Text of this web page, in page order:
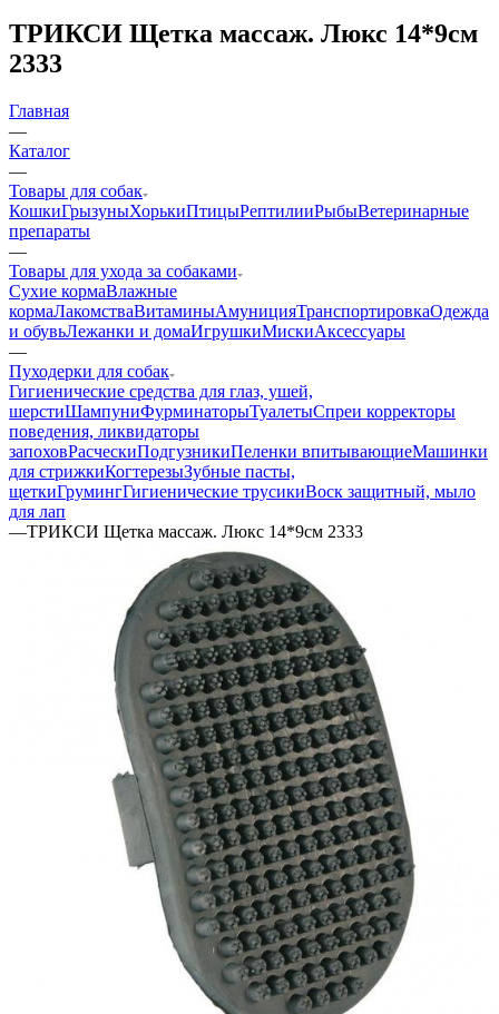
ТРИКСИ Щетка массаж. Люкс 14*9см
2333
Главная
—
Каталог
—
Товары для собак
КошкиГрызуныХорькиПтицыРептилииРыбыВетеринарные
препараты
—
Товары для ухода за собаками
Сухие кормаВлажные
кормаЛакомстваВитаминыАмуницияТранспортировкаОдежда
и обувьЛежанки и домаИгрушкиМискиАксессуары
—
Пуходерки для собак
Гигиенические средства для глаз, ушей,
шерстиШампуниФурминаторыТуалетыСпреи корректоры
поведения, ликвидаторы
запоховРасческиПодгузникиПеленки впитывающиеМашинки
для стрижкиКогтерезыЗубные пасты,
щеткиГрумингГигиенические трусикиВоск защитный, мыло
для лап
—ТРИКСИ Щетка массаж. Люкс 14*9см 2333